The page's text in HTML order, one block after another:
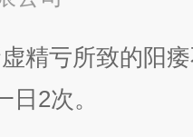
精亏所致的阳
2次。